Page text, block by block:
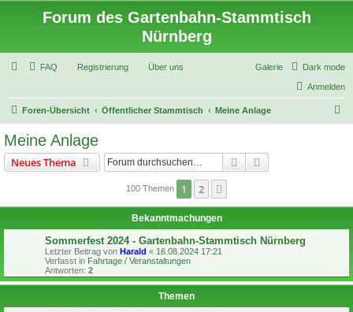
Forum des Gartenbahn-Stammtisch
Nürnberg
Dark mode
Galerie
FAQ Registrierung Über uns
Anmelden
Foren-Übersicht Öffentlicher Stammtisch Meine Anlage
Meine Anlage
Neues Thema Suche
100 Themen 1 2
Bekanntmachungen
Sommerfest 2024 - Gartenbahn-Stammtisch Nürnberg
Letzter Beitrag von Harald « 16.08.2024 17:21
Verfasst in Fahrtage / Veranstaltungen
Antworten: 2
Themen